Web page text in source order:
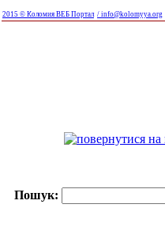
2015 © Коломия ВЕБ Портал / info@kolomyya.org
Пошук: